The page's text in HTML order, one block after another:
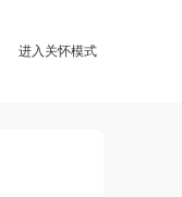
进入关怀模式